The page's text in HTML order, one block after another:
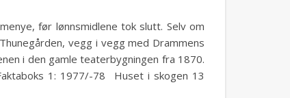
før lønnsmidlene tok slutt. Selv om
vegg i vegg med Drammens
i den gamle teaterbygningen fra 1870.
1: 1977/-78 Huset i skogen 13